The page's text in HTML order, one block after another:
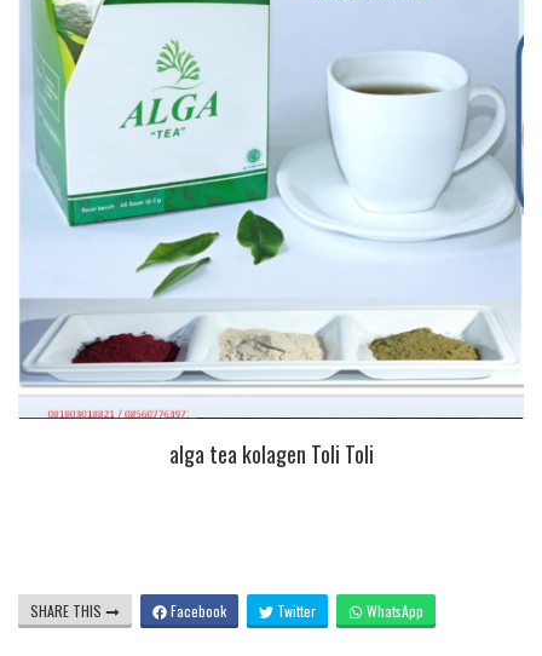
alga tea kolagen Toli Toli
SHARE THIS Facebook Twitter WhatsApp